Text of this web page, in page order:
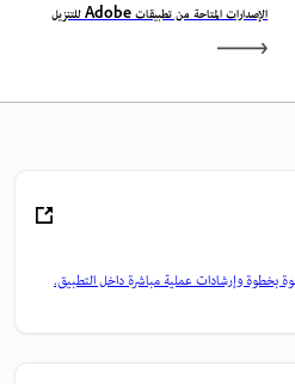
الإصدارات المتاحة من تطبيقات Adobe للتنزيل
بخطوة وإرشادات عملية مباشرة داخل التطبيق.